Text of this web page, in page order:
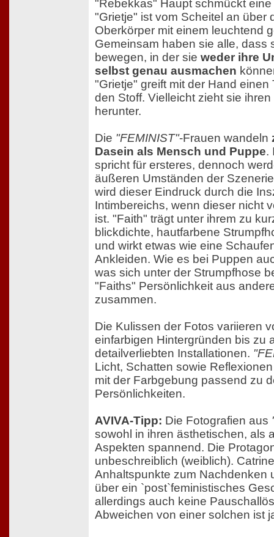
"Rebekkas" Haupt schmückt
"Grietje" ist vom Scheitel an über
Oberkörper mit einem leuchtend
Gemeinsam haben sie alle, dass
bewegen, in der sie weder ihre
selbst genau ausmachen
"Grietje" greift mit der Hand einen
den Stoff. Vielleicht zieht sie
herunter.
Die "FEMINIST"-Frauen wandeln
Dasein als Mensch und Puppe.
spricht für ersteres, dennoch
äußeren Umständen der
wird dieser Eindruck durch die
Intimbereichs, wenn dieser nicht
ist. "Faith" trägt unter ihrem zu
blickdichte, hautfarbene
und wirkt etwas wie eine
Ankleiden. Wie es bei Puppen
was sich unter der Strumpfhose
"Faiths" Persönlichkeit aus
zusammen.
Die Kulissen der Fotos variieren
einfarbigen Hintergründen bis zu
detailverliebten Installationen.
Licht, Schatten sowie
mit der Farbgebung passend zu
Persönlichkeiten.
AVIVA-Tipp: Die Fotografien aus
sowohl in ihren ästhetischen, als
Aspekten spannend. Die
unbeschreiblich (weiblich).
Anhaltspunkte zum Nachdenken
über ein `post`feministisches
allerdings auch keine
Abweichen von einer solchen ist